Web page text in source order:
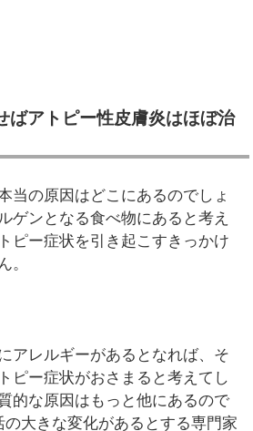
ばアトピー性皮膚炎はほぼ治
当の原因はどこにあるのでしょ
ゲンとなる食べ物にあると考え
ピー症状を引き起こすきっかけ
。
アレルギーがあるとなれば、そ
ピー症状がおさまると考えてし
的な原因はもっと他にあるので
大きな変化があるとする専門家